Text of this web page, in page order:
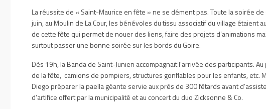
La réussite de « Saint-Maurice en fête » ne se dément pas. Toute la soirée
juin, au Moulin de La Cour, les bénévoles du tissu associatif du village étaient
de cette fête qui permet de nouer des liens, faire des projets d’animations
surtout passer une bonne soirée sur les bords du Goire.
Dès 19h, la Banda de Saint-Junien accompagnait l’arrivée des participants.
de la fête, camions de pompiers, structures gonflables pour les enfants, etc.
Diego préparer la paella géante servie aux près de 300 fêtards avant
d’artifice offert par la municipalité et au concert du duo Zicksonne & Co.